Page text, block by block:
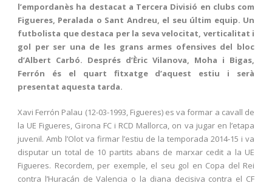
l’empordanès ha destacat a Tercera Divisió en clubs com
Figueres, Peralada o Sant Andreu, el seu últim equip. Un
futbolista que destaca per la seva velocitat, verticalitat i
gol per ser una de les grans armes ofensives del bloc
d’Albert Carbó. Després d’Èric Vilanova, Moha i Bigas,
Ferrón és el quart fitxatge d’aquest estiu i serà
presentat aquesta tarda.
Xavi Ferrón Palau (12-03-1993, Figueres) es va formar a cavall de
la UE Figueres, Girona FC i RCD Mallorca, on va jugar en l’etapa
juvenil. Amb l’Olot va firmar l’estiu de la temporada 2014-15 i va
disputar un total de 10 partits abans de marxar cedit a la UE
Figueres. Recordem, per exemple, el seu gol en Copa del Rei
contra l’Huracán de Valencia o la diana decisiva contra el CF